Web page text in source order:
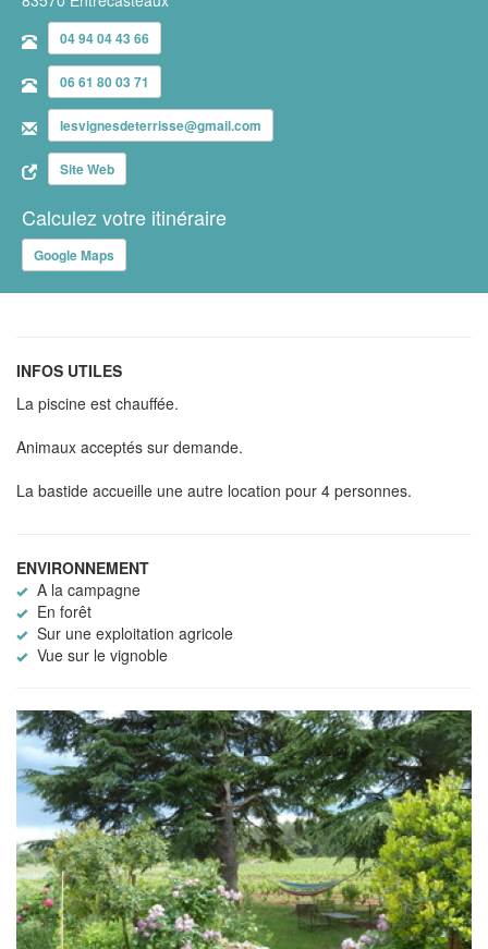
04 94 04 43 66
06 61 80 03 71
lesvignesdeterrisse@gmail.com
Site Web
Calculez votre itinéraire
Google Maps
INFOS UTILES
La piscine est chauffée.
Animaux acceptés sur demande.
La bastide accueille une autre location pour 4 personnes.
ENVIRONNEMENT
A la campagne
En forêt
Sur une exploitation agricole
Vue sur le vignoble